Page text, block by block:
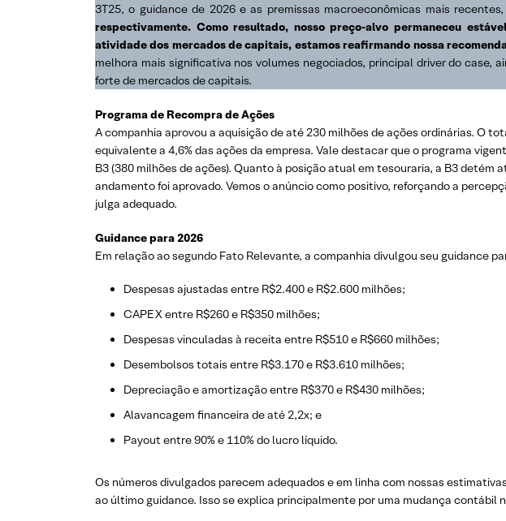
3T25, o guidance de 2026 e as premissas macroeconômicas mais
respectivamente. Como resultado, nosso preço-alvo permaneceu
atividade dos mercados de capitais, estamos reafirmando nossa
melhora mais significativa nos volumes negociados, principal driver do case,
forte de mercados de capitais.
Programa de Recompra de Ações
A companhia aprovou a aquisição de até 230 milhões de ações ordinárias. O
equivalente a 4,6% das ações da empresa. Vale destacar que o programa
B3 (380 milhões de ações). Quanto à posição atual em tesouraria, a B3
andamento foi aprovado. Vemos o anúncio como positivo, reforçando a
julga adequado.
Guidance para 2026
Em relação ao segundo Fato Relevante, a companhia divulgou seu guidance
Despesas ajustadas entre R$2.400 e R$2.600 milhões;
CAPEX entre R$260 e R$350 milhões;
Despesas vinculadas à receita entre R$510 e R$660 milhões;
Desembolsos totais entre R$3.170 e R$3.610 milhões;
Depreciação e amortização entre R$370 e R$430 milhões;
Alavancagem financeira de até 2,2x; e
Payout entre 90% e 110% do lucro líquido.
Os números divulgados parecem adequados e em linha com nossas
ao último guidance. Isso se explica principalmente por uma mudança